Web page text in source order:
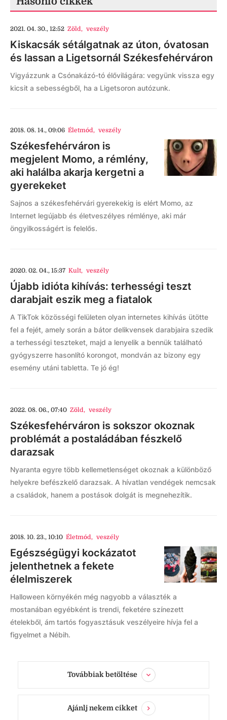
2021. 04. 30., 12:52 Zöld, veszély
Kiskacsák sétálgatnak az úton, óvatosan
és lassan a Ligetsornál Székesfehérváron
Vigyázzunk a Csónakázó-tó élővilágára: vegyünk vissza egy
kicsit a sebességből, ha a Ligetsoron autózunk.
2018. 08. 14., 09:06 Életmód, veszély
Székesfehérváron is
megjelent Momo, a rémlény,
aki halálba akarja kergetni a
gyerekeket
Sajnos a székesfehérvári gyerekekig is elért Momo, az
Internet legújabb és életveszélyes rémlénye, aki már
öngyilkosságért is felelős.
2020. 02. 04., 15:37 Kult, veszély
Újabb idióta kihívás: terhességi teszt
darabjait eszik meg a fiatalok
A TikTok közösségi felületen olyan internetes kihívás ütötte
fel a fejét, amely során a bátor delikvensek darabjaira szedik
a terhességi teszteket, majd a lenyelik a bennük található
gyógyszerre hasonlító korongot, mondván az bizony egy
esemény utáni tabletta. Te jó ég!
2022. 08. 06., 07:40 Zöld, veszély
Székesfehérváron is sokszor okoznak
problémát a postaládában fészkelő
darazsak
Nyaranta egyre több kellemetlenséget okoznak a különböző
helyekre befészkelő darazsak. A hívatlan vendégek nemcsak
a családok, hanem a postások dolgát is megnehezítik.
2018. 10. 23., 10:10 Életmód, veszély
Egészségügyi kockázatot
jelenthetnek a fekete
élelmiszerek
Halloween környékén még nagyobb a választék a
mostanában egyébként is trendi, feketére színezett
ételekből, ám tartós fogyasztásuk veszélyeire hívja fel a
figyelmet a Nébih.
Továbbiak betöltése
Ajánlj nekem cikket